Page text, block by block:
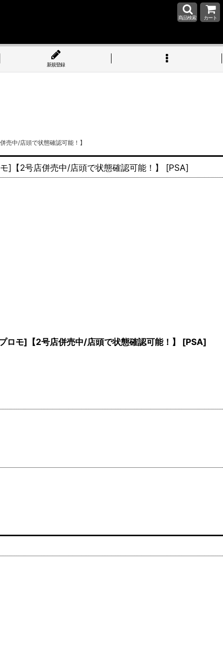
商品検索 カート
新規登録
中/店頭で状態確認可能！】
【2号店併売中/店頭で状態確認可能！】 [PSA]
モ]【2号店併売中/店頭で状態確認可能！】 [PSA]